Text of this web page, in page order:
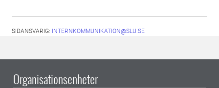
SIDANSVARIG: INTERNKOMMUNIKATION@SLU.SE
Organisationsenheter